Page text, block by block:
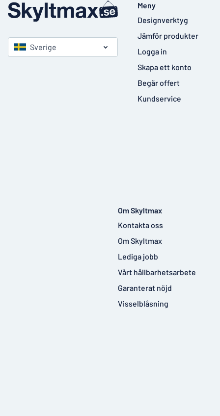
Sverige
Meny
Designverktyg
Jämför produkter
Logga in
Skapa ett konto
Begär offert
Kundservice
Om Skyltmax
Kontakta oss
Om Skyltmax
Lediga jobb
Vårt hållbarhetsarbete
Garanterat nöjd
Visselblåsning